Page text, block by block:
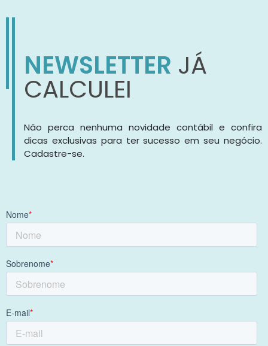
NEWSLETTER JÁ
CALCULEI
Não perca nenhuma novidade contábil e confira
dicas exclusivas para ter sucesso em seu negócio.
Cadastre-se.